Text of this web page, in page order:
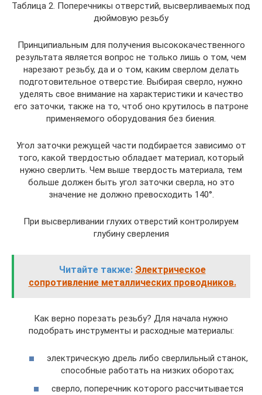
Таблица 2. Поперечникы отверстий, высверливаемых под
дюймовую резьбу
Принципиальным для получения высококачественного
результата является вопрос не только лишь о том, чем
нарезают резьбу, да и о том, каким сверлом делать
подготовительное отверстие. Выбирая сверло, нужно
уделять свое внимание на характеристики и качество
его заточки, также на то, чтоб оно крутилось в патроне
применяемого оборудования без биения.
Угол заточки режущей части подбирается зависимо от
того, какой твердостью обладает материал, который
нужно сверлить. Чем выше твердость материала, тем
больше должен быть угол заточки сверла, но это
значение не должно превосходить 140°.
При высверливании глухих отверстий контролируем
глубину сверления
Читайте также: Электрическое
сопротивление металлических проводников.
Как верно порезать резьбу? Для начала нужно
подобрать инструменты и расходные материалы:
электрическую дрель либо сверлильный станок,
способные работать на низких оборотах;
сверло, поперечник которого рассчитывается